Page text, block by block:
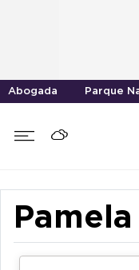
Abogada Parque